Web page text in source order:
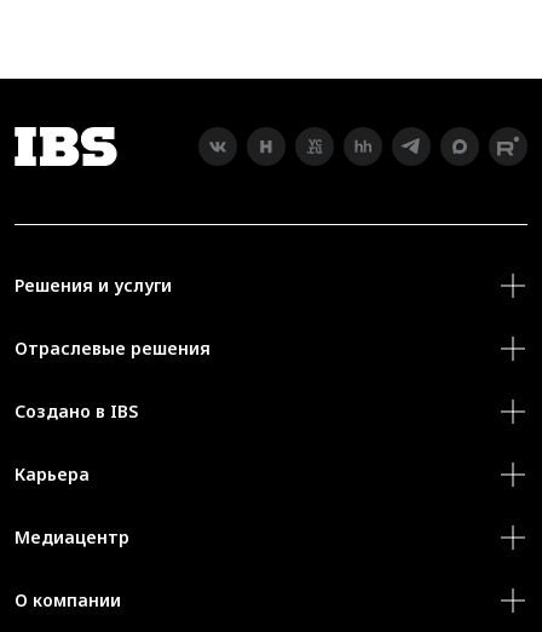
Решения и услуги
Отраслевые решения
Создано в IBS
Карьера
Медиацентр
О компании